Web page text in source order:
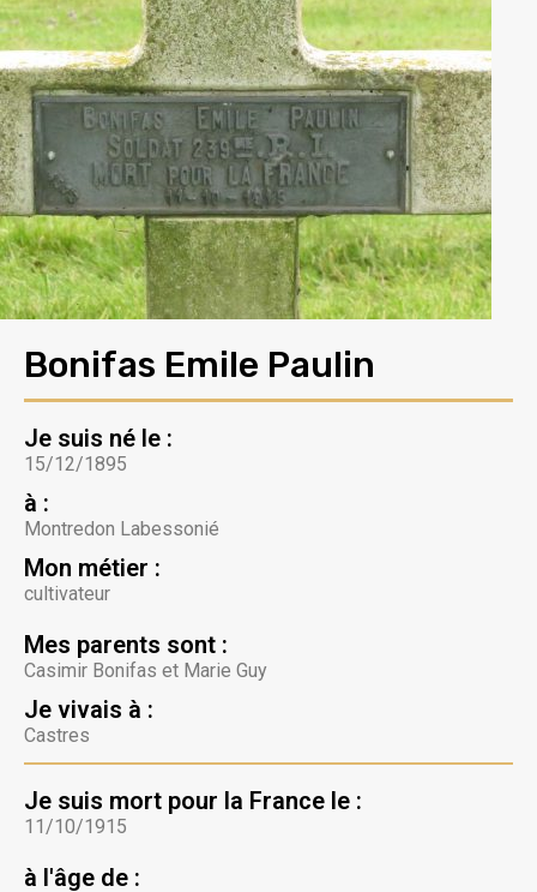
Bonifas Emile Paulin
Je suis né le :
15/12/1895
à :
Montredon Labessonié
Mon métier :
cultivateur
Mes parents sont :
Casimir Bonifas et Marie Guy
Je vivais à :
Castres
Je suis mort pour la France le :
11/10/1915
à l'âge de :